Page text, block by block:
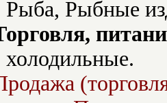
Рыба, Рыбные
холодильные.